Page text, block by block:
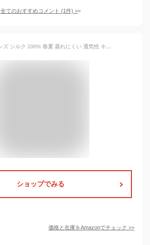
全てのおすすめコメント (1件) >
ニット帽 メンズ シルク 100% 春夏 蒸れにくい 通気性 キャップ ワッチ 帽子 黒沢年男プロデュース (ベージュ)
ショップでみる
価格と在庫をAmazonでチェック >>